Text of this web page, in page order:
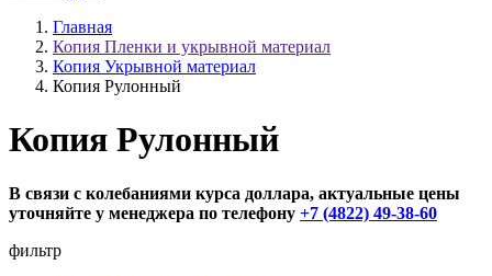
Главная
Копия Пленки и укрывной материал
Копия Укрывной материал
Копия Рулонный
Копия Рулонный
В связи с колебаниями курса доллара, актуальные цены
уточняйте у менеджера по телефону +7 (4822) 49-38-60
фильтр